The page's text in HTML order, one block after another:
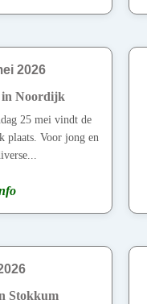
2026
in Noordijk
25 mei vindt de
plaats. Voor jong en
Stokkum